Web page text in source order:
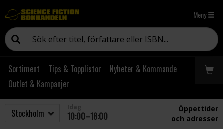
Meny
Sortiment Tips & Topplistor
Nyheter & Kommande
Outlet & Kampanjer
10:00–18:00
Öppettider
och adresser